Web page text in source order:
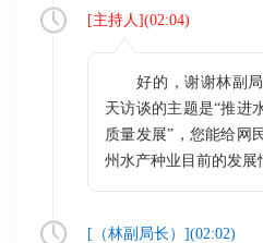
[主持人](02:04)
好的，谢谢林副
天访谈的主题是“推进
质量发展”，您能给网
州水产种业目前的发展
[（林副局长 ）](02:02)